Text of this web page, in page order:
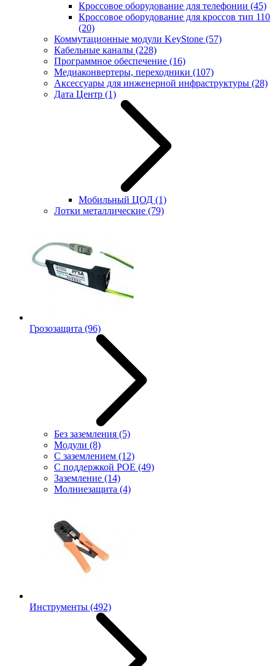
Кроссовое оборудование для телефонии (45)
Кроссовое оборудование для кроссов тип 110
(20)
Коммутационные модули KeyStone (57)
Кабельные каналы (228)
Программное обеспечение (16)
Медиаконвертеры, переходники (107)
Аксессуары для инженерной инфраструктуры (28)
Дата Центр (1)
Мобильный ЦОД (1)
Лотки металлические (79)
Грозозащита (96)
Без заземления (5)
Модули (8)
С заземлением (12)
С поддержкой POE (49)
Заземление (14)
Молниезащита (4)
Инструменты (492)